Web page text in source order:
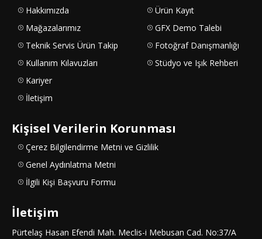
Hakkımızda
Mağazalarımız
Teknik Servis Ürün Takip
Kullanım Kılavuzları
Kariyer
İletişim
Ürün Kayıt
GFX Demo Talebi
Fotoğraf Danışmanlığı
Stüdyo ve Işık Rehberi
Kişisel Verilerin Korunması
Çerez Bilgilendirme Metni ve Gizlilik
Genel Aydınlatma Metni
İlgili Kişi Başvuru Formu
İletişim
Pürtelaş Hasan Efendi Mah. Meclis-i Mebusan Cad. No:37/A